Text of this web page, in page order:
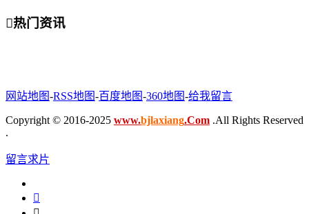
热门资讯
网站地图-RSS地图-百度地图-360地图-给我留言
Copyright © 2016-2025 www.bjlaxiang.Com .All Rights Reserved
.
留言求片
